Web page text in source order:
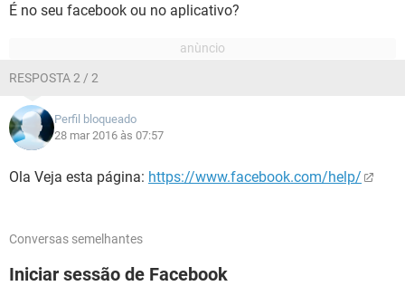
É no seu facebook ou no aplicativo?
RESPOSTA 2 / 2
Perfil bloqueado
28 mar 2016 às 07:57
Ola Veja esta página: https://www.facebook.com/help/
Conversas semelhantes
Iniciar sessão de Facebook